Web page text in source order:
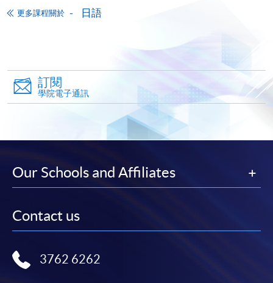
學院在收妥費用後，會向申請人發出付款收據，惟
郵寄付款收據如若遺失，學院概不負責。
付款收據只發一次。申請額外付款證明的收費為每
張港幣30元。請以劃線支票支付，抬頭註明「香
港大學專業進修學院」，並連同貼上郵票的回郵信
封及申請表交回本學院。補發的學費收據通常於課
程完結後寄出。
有關香港大學專業進修學院Summer School 的取錄方
更多課程關於 日語
訂閱
學院電子通訊
Our Schools and Affiliates
Contact us
3762 6262